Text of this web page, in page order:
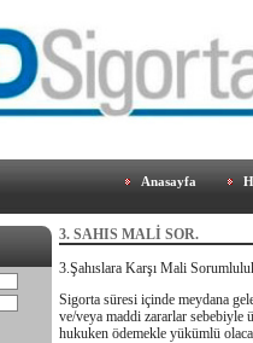
Anasayfa
3. SAHIS MALİ SOR.
3.Şahıslara Karşı Mali
Sigorta süresi içinde meydana
ve/veya maddi zararlar sebebiyle
hukuken ödemekle yükümlü